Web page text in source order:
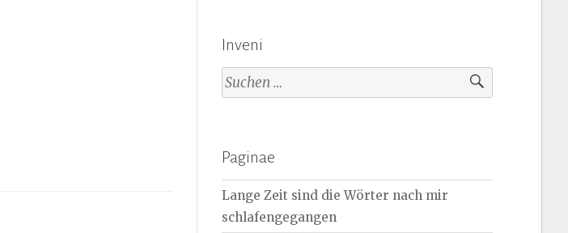
Inveni
Suchen
nach:
Paginae
Lange Zeit sind die Wörter nach mir
schlafengegangen